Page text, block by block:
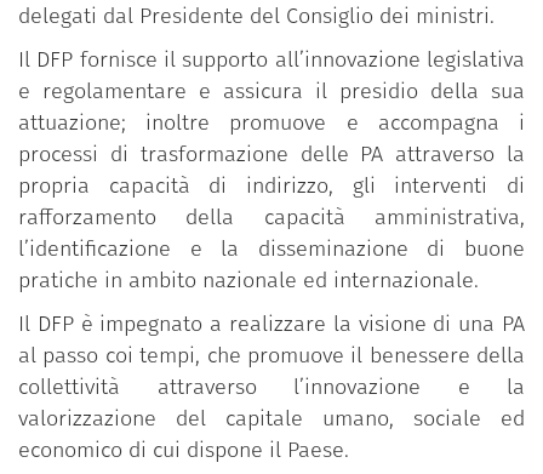
delegati dal Presidente del Consiglio dei ministri.
Il DFP fornisce il supporto all’innovazione legislativa
e regolamentare e assicura il presidio della sua
attuazione; inoltre promuove e accompagna i
processi di trasformazione delle PA attraverso la
propria capacità di indirizzo, gli interventi di
rafforzamento della capacità amministrativa,
l’identificazione e la disseminazione di buone
pratiche in ambito nazionale ed internazionale.
Il DFP è impegnato a realizzare la visione di una PA
al passo coi tempi, che promuove il benessere della
collettività attraverso l’innovazione e la
valorizzazione del capitale umano, sociale ed
economico di cui dispone il Paese.